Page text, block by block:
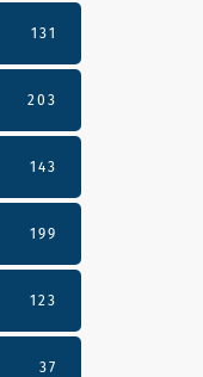
131
203
143
199
123
37